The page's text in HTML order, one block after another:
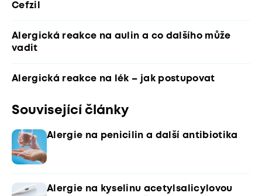
Cefzil
Alergická reakce na aulin a co dalšího může
vadit
Alergická reakce na lék – jak postupovat
Související články
Alergie na penicilin a další antibiotika
Alergie na kyselinu acetylsalicylovou